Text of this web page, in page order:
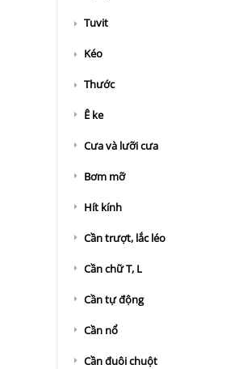
Tuvit
Kéo
Thước
Ê ke
Cưa và lưỡi cưa
Bơm mỡ
Hít kính
Cần trượt, lắc léo
Cần chữ T, L
Cần tự động
Cần nổ
Cần đuôi chuột